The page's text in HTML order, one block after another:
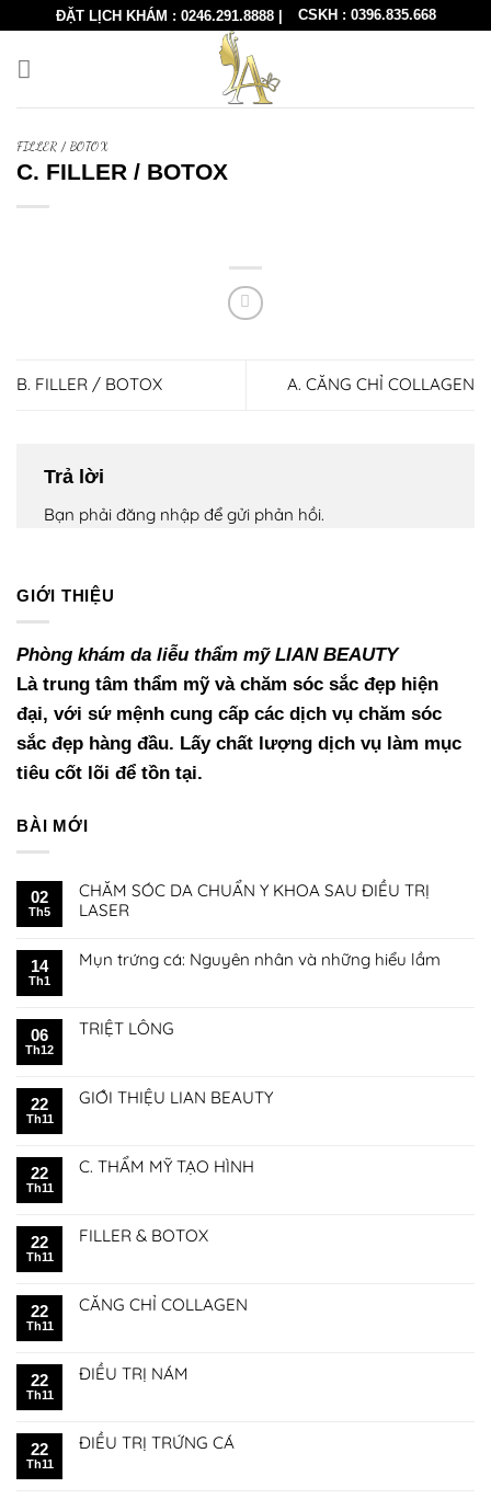
content
ĐẶT LỊCH KHÁM : 0246.291.8888| CSKH : 0396.835.668
FILLER / BOTOX
C. FILLER / BOTOX
B. FILLER / BOTOX A. CĂNG CHỈ COLLAGEN
Trả lời
Bạn phải đăng nhập để gửi phản hồi.
GIỚI THIỆU
Phòng khám da liễu thẩm mỹ LIAN BEAUTY
Là trung tâm thẩm mỹ và chăm sóc sắc đẹp hiện
đại, với sứ mệnh cung cấp các dịch vụ chăm sóc
sắc đẹp hàng đầu. Lấy chất lượng dịch vụ làm mục
tiêu cốt lõi để tồn tại.
BÀI MỚI
02
Th5
CHĂM SÓC DA CHUẨN Y KHOA SAU ĐIỀU TRỊ
LASER
14
Th1
Mụn trứng cá: Nguyên nhân và những hiểu lầm
06
Th12
TRIỆT LÔNG
22
Th11
GIỚI THIỆU LIAN BEAUTY
22
Th11
C. THẨM MỸ TẠO HÌNH
22
Th11
FILLER & BOTOX
22
Th11
CĂNG CHỈ COLLAGEN
22
Th11
ĐIỀU TRỊ NÁM
22
Th11
ĐIỀU TRỊ TRỨNG CÁ